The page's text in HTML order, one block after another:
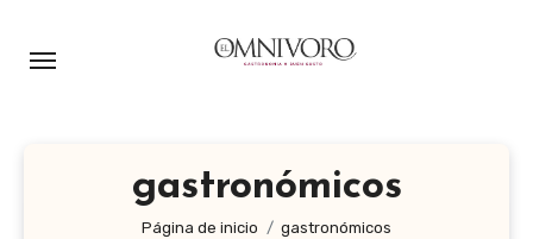
gastronómicos
Página de inicio gastronómicos